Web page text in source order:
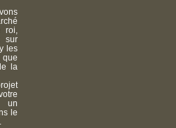
roi,
sur
les
que
la
un
le